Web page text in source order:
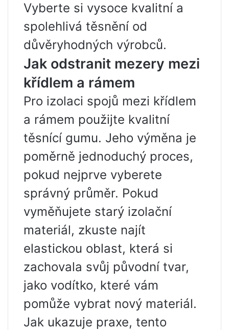
Vyberte si vysoce kvalitní a
spolehlivá těsnění od
důvěryhodných výrobců.
Jak odstranit mezery mezi
křídlem a rámem
Pro izolaci spojů mezi křídlem
a rámem použijte kvalitní
těsnící gumu. Jeho výměna je
poměrně jednoduchý proces,
pokud nejprve vyberete
správný průměr. Pokud
vyměňujete starý izolační
materiál, zkuste najít
elastickou oblast, která si
zachovala svůj původní tvar,
jako vodítko, které vám
pomůže vybrat nový materiál.
Jak ukazuje praxe, tento